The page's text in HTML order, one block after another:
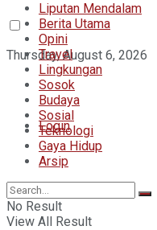
Thursday, August 6, 2026
Login
Liputan Mendalam
Berita Utama
Opini
Travel
Lingkungan
Sosok
Budaya
Sosial
Teknologi
Gaya Hidup
Arsip
No Result
View All Result